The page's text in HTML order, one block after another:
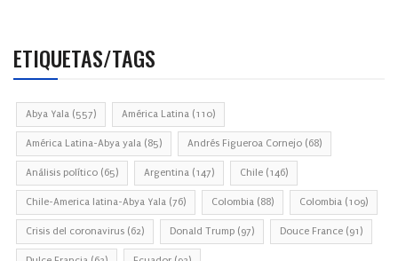
ETIQUETAS/TAGS
Abya Yala (557) América Latina (110)
América Latina-Abya yala (85) Andrés Figueroa Cornejo (68)
Análisis político (65) Argentina (147) Chile (146)
Chile-America latina-Abya Yala (76) Colombia (88) Colombia (109)
Crisis del coronavirus (62) Donald Trump (97) Douce France (91)